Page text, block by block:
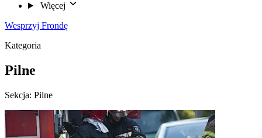
Więcej
Wesprzyj Frondę
Kategoria
Pilne
Sekcja: Pilne